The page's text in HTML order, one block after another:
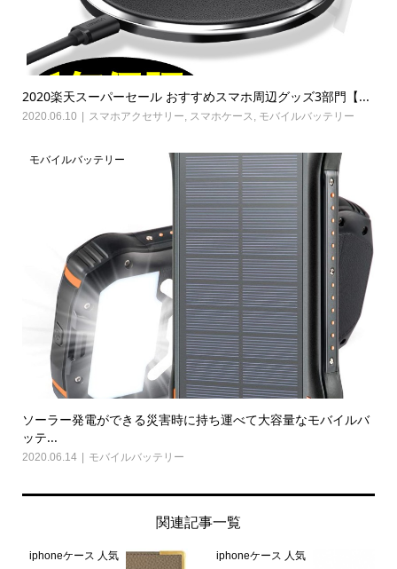
2020楽天スーパーセール おすすめスマホ周辺グッズ3部門【...
2020.06.10 スマホアクセサリー, スマホケース, モバイルバッテリー
モバイルバッテリー
ソーラー発電ができる災害時に持ち運べて大容量なモバイルバ
ッテ...
2020.06.14 モバイルバッテリー
関連記事一覧
iphoneケース 人気 iphoneケース 人気